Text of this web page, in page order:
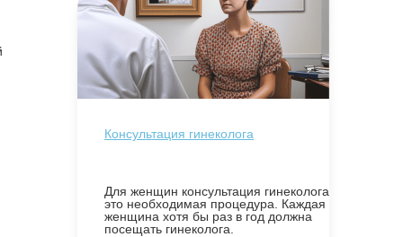
Консультация гинеколога
Для женщин консультация гинеколога
это необходимая процедура. Каждая
женщина хотя бы раз в год должна
посещать гинеколога.